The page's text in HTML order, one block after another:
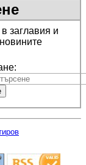
заглавия и